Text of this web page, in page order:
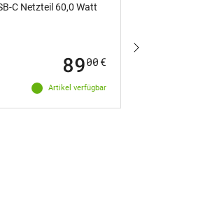
C Netzteil 60,0 Watt
Artikel verfügbar
8900 €